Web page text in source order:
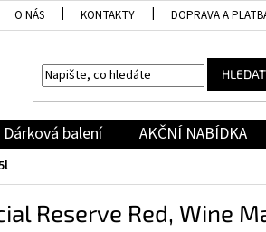
O NÁS KONTAKTY DOPRAVA A
HLEDAT
Dárková balení AKČNÍ NABÍDKA
Reserve Red, Wine